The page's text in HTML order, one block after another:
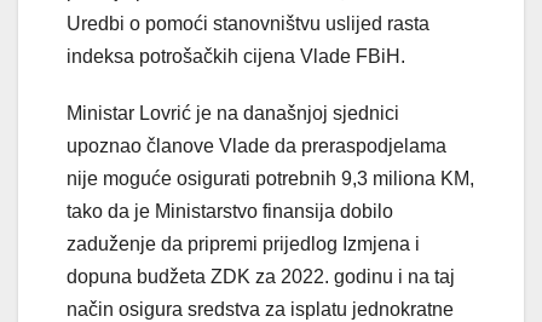
Uredbi o pomoći stanovništvu uslijed rasta
indeksa potrošačkih cijena Vlade FBiH.
Ministar Lovrić je na današnjoj sjednici
upoznao članove Vlade da preraspodjelama
nije moguće osigurati potrebnih 9,3 miliona KM,
tako da je Ministarstvo finansija dobilo
zaduženje da pripremi prijedlog Izmjena i
dopuna budžeta ZDK za 2022. godinu i na taj
način osigura sredstva za isplatu jednokratne